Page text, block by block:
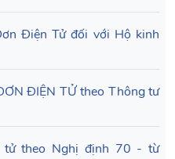
Điện Tử đối với Hộ kinh
ĐIỆN TỬ theo Thông tư
tử theo Nghị định 70 - từ